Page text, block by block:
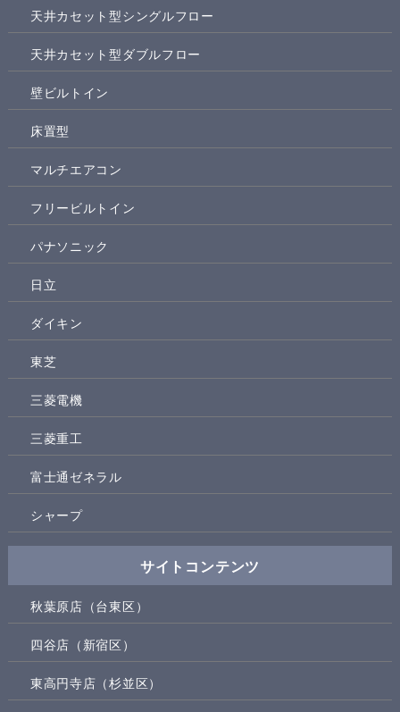
天井カセット型シングルフロー
天井カセット型ダブルフロー
壁ビルトイン
床置型
マルチエアコン
フリービルトイン
パナソニック
日立
ダイキン
東芝
三菱電機
三菱重工
富士通ゼネラル
シャープ
サイトコンテンツ
秋葉原店（台東区）
四谷店（新宿区）
東高円寺店（杉並区）